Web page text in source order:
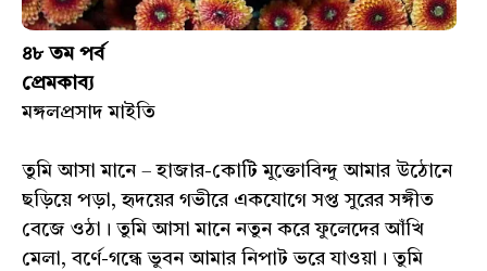
৪৮ তম পর্ব
প্রেমকাব্য
মঙ্গলপ্রসাদ মাইতি
তুমি আসা মানে – হাজার-কোটি মুক্তোবিন্দু আমার উঠোনে
ছড়িয়ে পড়া, হৃদয়ের গভীরে একযোগে সপ্ত সুরের সঙ্গীত
বেজে ওঠা। তুমি আসা মানে নতুন করে ফুলেদের আঁখি
মেলা, বর্ণে-গন্ধে ভুবন আমার নিপাট ভরে যাওয়া। তুমি